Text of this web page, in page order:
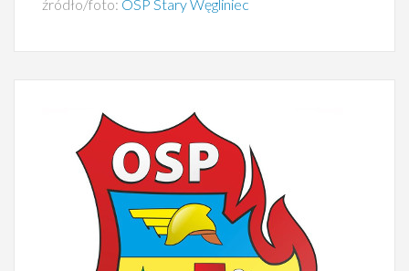
źródło/foto: OSP Stary Węgliniec